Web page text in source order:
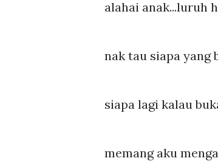
alahai anak...luruh
nak tau siapa yang
siapa lagi kalau
memang aku